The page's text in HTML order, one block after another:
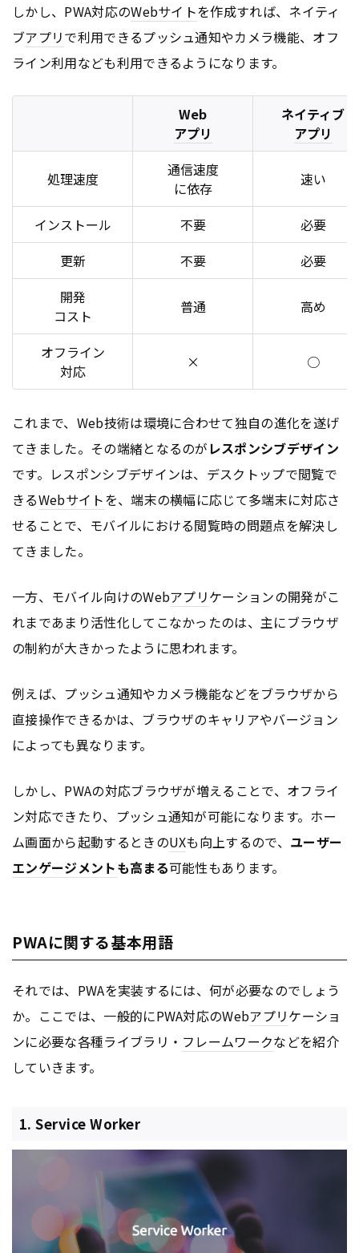
しかし、PWA対応のWebサイトを作成すれば、ネイティ
ブアプリで利用できるプッシュ通知やカメラ機能、オフ
ライン利用なども利用できるようになります。
Web
アプリ
ネイティブ
アプリ
処理速度
通信速度
に依存
速い
インストール 不要
必要
更新
不要
必要
開発
コスト
普通 高め
オフライン
対応
× ○
これまで、Web技術は環境に合わせて独自の進化を遂げ
てきました。その端緒となるのが レスポンシブデザイン
です。レスポンシブデザインは、デスクトップで閲覧で
きるWebサイトを、端末の横幅に応じて多端末に対応さ
せることで、モバイルにおける閲覧時の問題点を解決し
てきました。
一方、モバイル向けのWebアプリケーションの開発がこ
れまであまり活性化してこなかったのは、主にブラウザ
の制約が大きかったように思われます。
例えば、プッシュ通知やカメラ機能などをブラウザから
直接操作できるかは、ブラウザのキャリアやバージョン
によっても異なります。
しかし、PWAの対応ブラウザが増えることで、オフライ
ン対応できたり、プッシュ通知が可能になります。ホー
ム画面から起動するときのUXも向上するので、 ユーザー
エンゲージメントも高まる可能性もあります。
PWAに関する基本用語
それでは、PWAを実装するには、何が必要なのでしょう
か。ここでは、一般的にPWA対応のWebアプリケーショ
ンに必要な各種ライブラリ・ フレームワークなどを紹介
していきます。
1. Service Worker